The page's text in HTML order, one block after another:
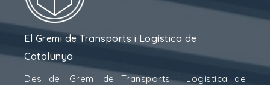
El Gremi de Transports i Logística de
Catalunya
Des del Gremi de Transports i Logística de